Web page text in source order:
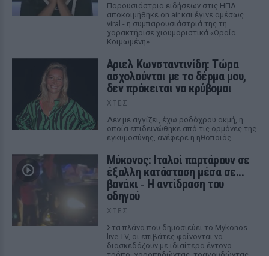
Παρουσιάστρια ειδήσεων στις ΗΠΑ
αποκοιμήθηκε on air και έγινε αμέσως
viral - η συμπαρουσιάστριά της τη
χαρακτήρισε χιουμοριστικά «Ωραία
Κοιμωμένη».
Αριελ Κωνσταντινίδη: Τώρα
ασχολούνται με το δέρμα μου,
δεν πρόκειται να κρύβομαι
ΧΤΕΣ
Δεν με αγγίζει, έχω ροδόχρου ακμή, η
οποία επιδεινώθηκε από τις ορμόνες της
εγκυμοσύνης, ανέφερε η ηθοποιός
Μύκονος: Ιταλοί παρτάρουν σε
έξαλλη κατάσταση μέσα σε...
βανάκι ‑ Η αντίδραση του
οδηγού
ΧΤΕΣ
Στα πλάνα που δημοσιεύει το Mykonos
live TV, οι επιβάτες φαίνονται να
διασκεδάζουν με ιδιαίτερα έντονο